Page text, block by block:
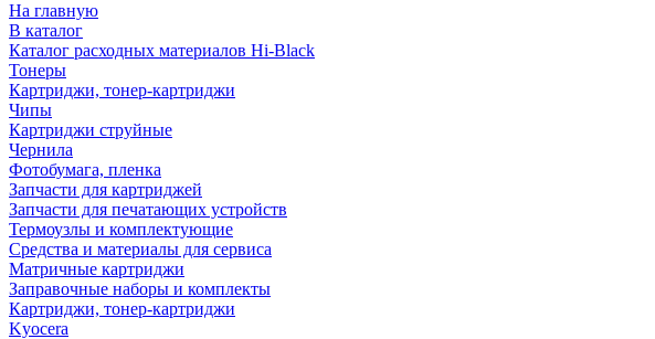
На главную
В каталог
Каталог расходных материалов Hi-Black
Тонеры
Картриджи, тонер-картриджи
Чипы
Картриджи струйные
Чернила
Фотобумага, пленка
Запчасти для картриджей
Запчасти для печатающих устройств
Термоузлы и комплектующие
Средства и материалы для сервиса
Матричные картриджи
Заправочные наборы и комплекты
Картриджи, тонер-картриджи
Kyocera